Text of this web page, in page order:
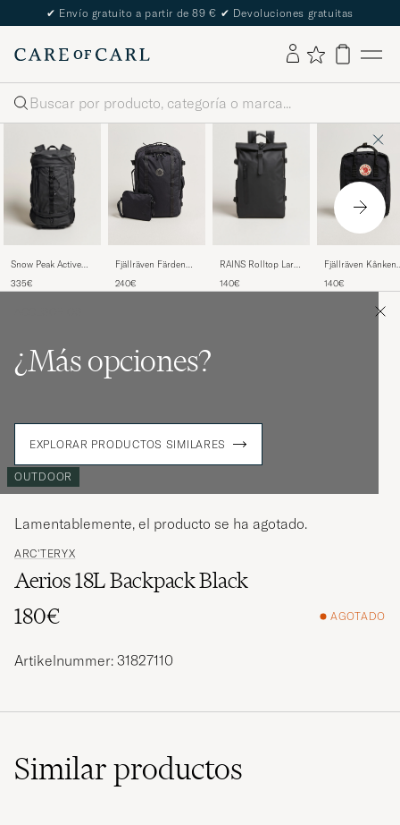
✔ Envío gratuito a partir de 89 € ✔ Devoluciones gratuitas
Buscar
Snow Peak Active
Black
335€
Fjällräven Färden
Black
240€
RAINS Rolltop Large
140€
Fjällräven Kånken
140€
OUTDOOR
¿Más opciones?
EXPLORAR PRODUCTOS SIMILARES
ARC'TERYX
Aerios 18L Backpack Black
180€
AGOTADO
Lamentablemente, el producto se ha agotado.
Artikelnummer: 31827110
Similarproductos